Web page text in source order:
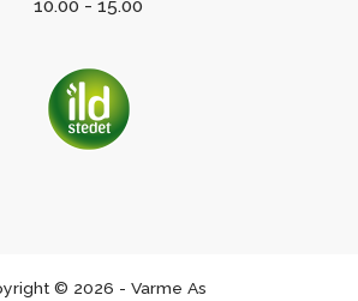
10.00 - 15.00
© 2026 - Varme As